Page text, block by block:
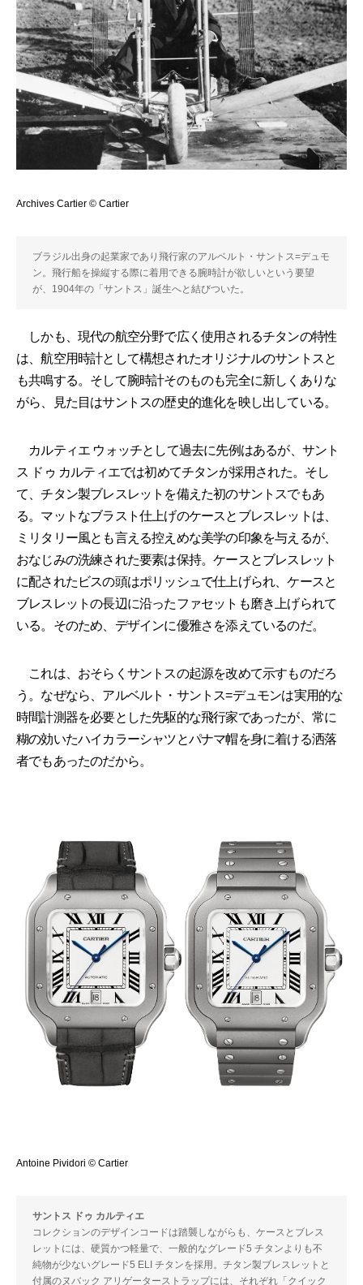
Archives Cartier © Cartier
ブラジル出身の起業家であり飛行家のアルベルト・サントス=デュモ
ン。飛行船を操縦する際に着用できる腕時計が欲しいという要望
が、1904年の「サントス」誕生へと結びついた。
しかも、現代の航空分野で広く使用されるチタンの特性
は、航空用時計として構想されたオリジナルのサントスと
も共鳴する。そして腕時計そのものも完全に新しくありな
がら、見た目はサントスの歴史的進化を映し出している。
カルティエ ウォッチとして過去に先例はあるが、サント
ス ドゥ カルティエでは初めてチタンが採用された。そし
て、チタン製ブレスレットを備えた初のサントスでもあ
る。マットなブラスト仕上げのケースとブレスレットは、
ミリタリー風とも言える控えめな美学の印象を与えるが、
おなじみの洗練された要素は保持。ケースとブレスレット
に配されたビスの頭はポリッシュで仕上げられ、ケースと
ブレスレットの長辺に沿ったファセットも磨き上げられて
いる。そのため、デザインに優雅さを添えているのだ。
これは、おそらくサントスの起源を改めて示すものだろ
う。なぜなら、アルベルト・サントス=デュモンは実用的な
時間計測器を必要とした先駆的な飛行家であったが、常に
糊の効いたハイカラーシャツとパナマ帽を身に着ける洒落
者でもあったのだから。
Antoine Pividori © Cartier
サントス ドゥ カルティエ
コレクションのデザインコードは踏襲しながらも、ケースとブレス
レットには、硬質かつ軽量で、一般的なグレード5 チタンよりも不
純物が少ないグレード5 ELI チタンを採用。チタン製ブレスレットと
付属のヌバック アリゲーターストラップには、それぞれ「クイック